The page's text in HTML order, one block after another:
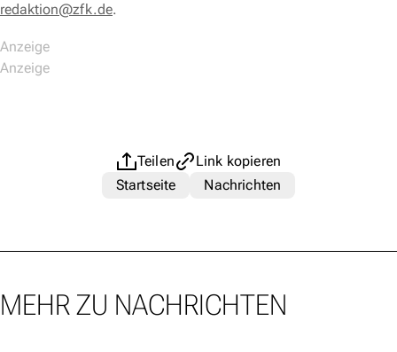
redaktion@zfk.de.
Teilen
Link kopieren
Startseite
Nachrichten
MEHR ZU NACHRICHTEN